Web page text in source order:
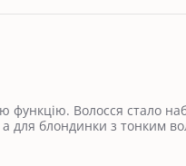
Волосся стало
блондинки з тонким